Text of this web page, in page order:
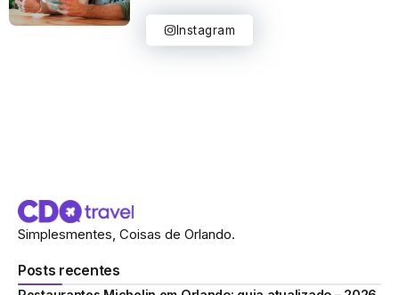
Instagram
Simplesmentes, Coisas de Orlando.
Posts recentes